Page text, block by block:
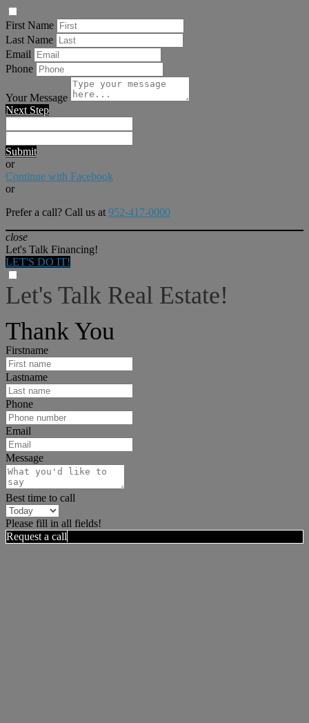
First Name
Last Name
Email
Phone
Your Message
Next Step
Submit
or
Continue with Facebook
or
Prefer a call? Call us at 952-417-0000
close
Let's Talk Financing!
LET'S DO IT!
Let's Talk Real Estate!
Thank You
Firstname
Lastname
Phone
Email
Message
Best time to call
Please fill in all fields!
Request a call